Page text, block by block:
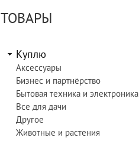
ТОВАРЫ
Куплю
Аксессуары
Бизнес и партнёрство
Бытовая техника и электроника
Все для дачи
Другое
Животные и растения